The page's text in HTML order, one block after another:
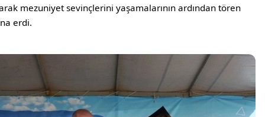
mezuniyet sevinçlerini yaşamalarının ardından tören
erdi.